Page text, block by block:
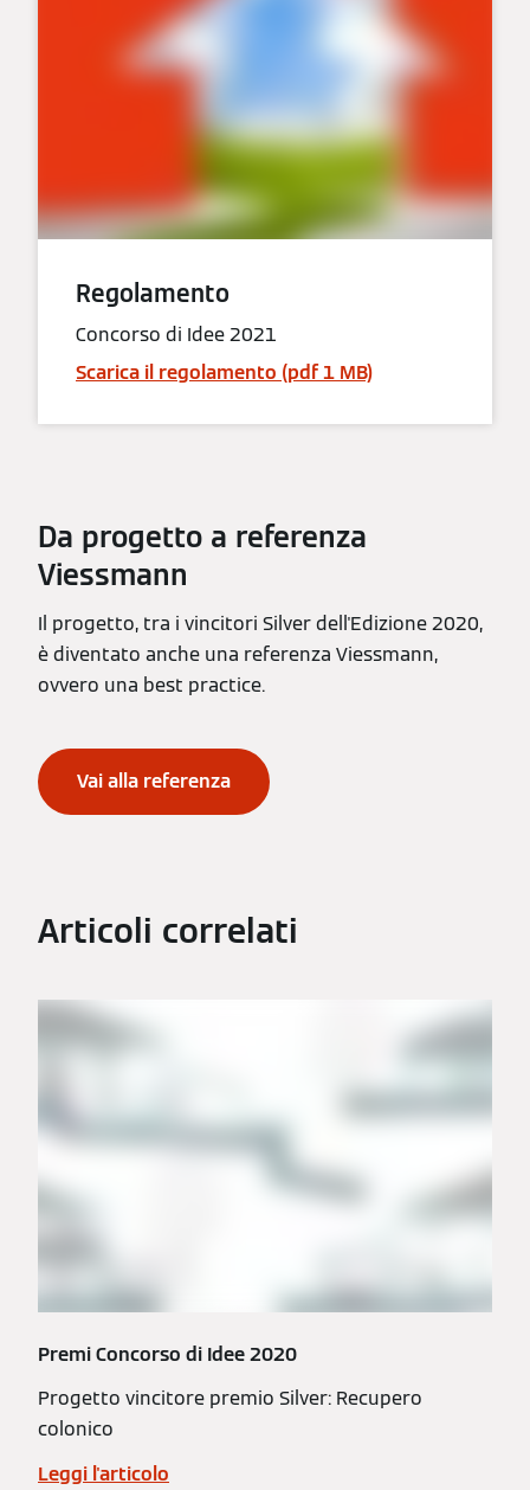
Regolamento
Concorso di Idee 2021
Scarica il regolamento (pdf 1 MB)
Da progetto a referenza
Viessmann
Il progetto, tra i vincitori Silver dell'Edizione 2020,
è diventato anche una referenza Viessmann,
ovvero una best practice.
Vai alla referenza
Articoli correlati
Premi Concorso di Idee 2020
Progetto vincitore premio Silver: Recupero
colonico
Leggi l'articolo